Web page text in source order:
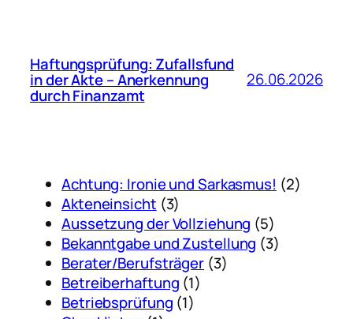
Haftungsprüfung: Zufallsfund
in der Akte – Anerkennung
durch Finanzamt
26.06.2026
Achtung: Ironie und Sarkasmus! (2)
Akteneinsicht (3)
Aussetzung der Vollziehung (5)
Bekanntgabe und Zustellung (3)
Berater/Berufsträger (3)
Betreiberhaftung (1)
Betriebsprüfung (1)